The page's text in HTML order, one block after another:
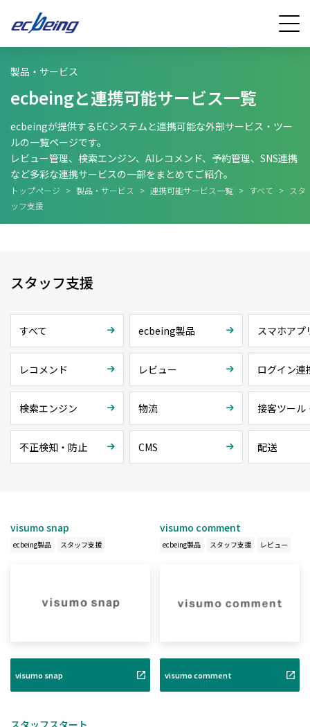
製品・サービス
ecbeingと連携可能サービス一覧
ecbeingが提供するECシステムと連携可能な外部サービス・ツー
ルの一覧ページです。
レビュー管理、検索エンジン、AIレコメンド、予約管理、SNS連携
など多彩な連携サービスの一部をまとめてご紹介。
トップページ > 製品・サービス > 連携可能サービス一覧 > すべて > スタ
ッフ支援
スタッフ支援
すべて ecbeing製品 スマホアプ
レコメンド レビュー ログイン連
検索エンジン 物流 接客ツール
不正検知・防止 CMS 配送
visumo snap
ecbeing製品 スタッフ支援
visumo snap
visumo comment
ecbeing製品 スタッフ支援 レビュー
visumo comment
スタッフスタート